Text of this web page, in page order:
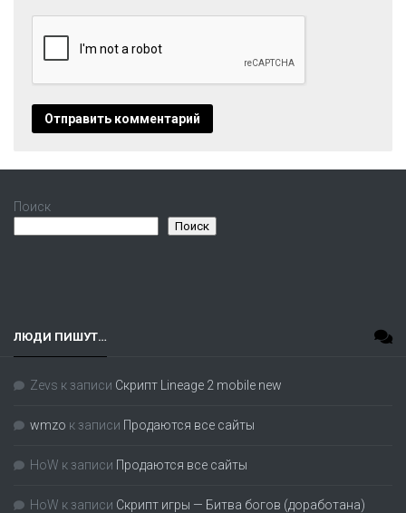
Поиск
Поиск
ЛЮДИ ПИШУТ…
Zevs к записи Скрипт Lineage 2 mobile new
wmzo к записи Продаются все сайты
HoW к записи Продаются все сайты
HoW к записи Скрипт игры — Битва богов (доработана)